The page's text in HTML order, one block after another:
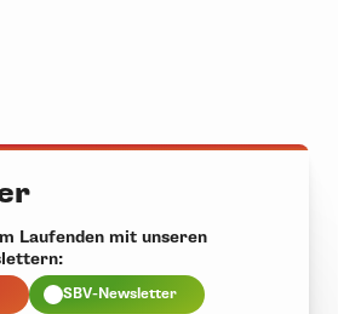
Laufenden mit unseren
SBV-Newsletter